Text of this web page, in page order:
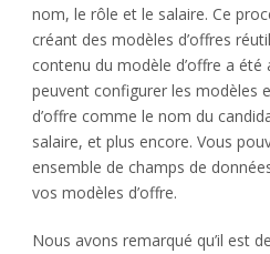
nom, le rôle et le salaire. Ce
créant des modèles d’offres
contenu du modèle d’offre a
peuvent configurer les modèles
d’offre comme le nom du
salaire, et plus encore. Vous
ensemble de champs de
vos modèles d’offre.
Nous avons remarqué qu’il est